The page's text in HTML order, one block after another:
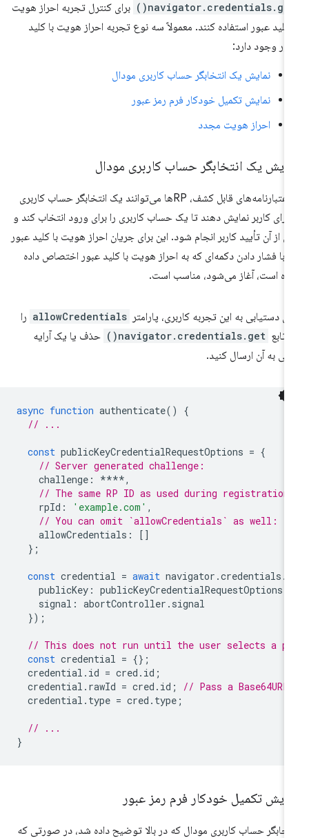
برای کنترل تجربه احراز هویت
کلید عبور استفاده کنند. معمولاً سه نوع تجربه احراز هویت با کلید
وجود دارد:
نمایش یک انتخابگر حساب کاربری مودال
نمایش تکمیل خودکار فرم رمز عبور
احراز هویت مجدد
یک انتخابگر حساب کاربری مودال
با اعتبارنامه‌های قابل کشف، RPها می‌توانند یک انتخابگر حساب کاربری
برای کاربر نمایش دهند تا یک حساب کاربری را برای ورود انتخاب کند و
از آن تأیید کاربر انجام شود. این برای جریان احراز هویت با کلید عبور
با فشار دادن دکمه‌ای که به احراز هویت با کلید عبور اختصاص داده
است، آغاز می‌شود، مناسب است.
دستیابی به این تجربه کاربری، پارامتر allowCredentials را
navigator.credentials.get()
حذف یا یک آرایه
به آن ارسال کنید.
async function authenticate ()
// ...
const publicKeyCredentialRequestOptions
// Server generated challenge:
challenge: ****
// The same RP ID as used during
rpId : 'example.com'
// You can omit `allowCredentials` as well:
allowCredentials :
const credential = await navigator.credentials
publicKey: publicKeyCredentialRequestOptions
signal: abortController.signal
// This does not run until the user selects a
const credential =
credential id = cred .
credential.rawId = cred . id; // Pass a
credential.type = cred.type
// ...
تکمیل خودکار فرم رمز عبور
حساب کاربری مودال که در بالا توضیح داده شد، در صورتی که